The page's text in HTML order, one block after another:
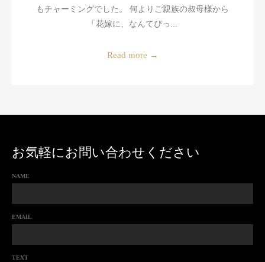
もチャーミングでした。 何よりご親族の叔母様から
「花嫁に、なんてぴっ...
Read more →
お気軽にお問い合わせください
NAME
EMAIL
TEXT